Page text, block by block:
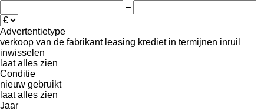
–
Advertentietype
verkoop van de fabrikant leasing krediet in termijnen inruil
inwisselen
laat alles zien
Conditie
nieuw gebruikt
laat alles zien
Jaar